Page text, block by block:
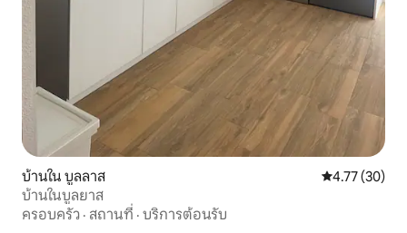
บ้านใน บูลลาส คะแนนเฉลี่ย
4.77 (30)
บ้านในบูลยาส
ครอบครัว · สถานที่ · บริการต้อนรับ